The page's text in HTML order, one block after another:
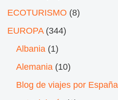
ECOTURISMO (8)
EUROPA(344)
Albania (1)
Alemania (10)
Blog de viajes por España